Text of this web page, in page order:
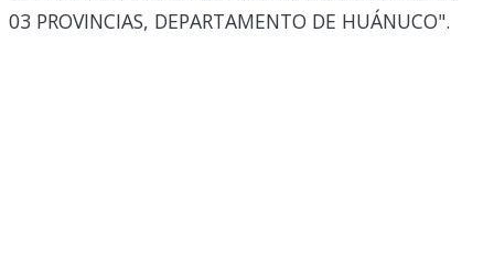
03 PROVINCIAS, DEPARTAMENTO DE HUÁNUCO".